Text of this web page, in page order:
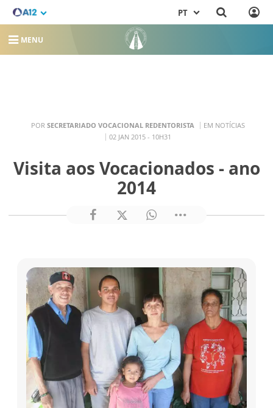
PT
MENU
POR SECRETARIADO VOCACIONAL REDENTORISTA
EM NOTÍCIAS
02 JAN 2015 - 10H31
Visita aos Vocacionados - ano
2014